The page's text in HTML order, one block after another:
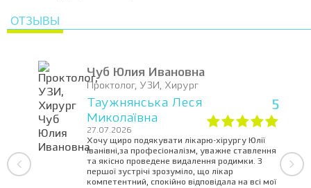
ОТЗЫВЫ
Чуб Юлия Ивановна
Проктолог, УЗИ, Хирург
Таужнянська Леся
Миколаївна
27.07.2026
5
Хочу щиро подякувати лікарю-хірургу Юлії
Іванівні,за професіоналізм, уважне ставлення
та якісно проведене видалення родимки. З
першої зустрічі зрозуміло, що лікар
компетентний, спокійно відповідала на всі мої